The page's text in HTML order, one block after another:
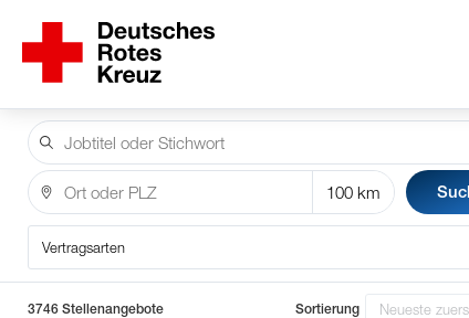
Vertragsarten
3746 Stellenangebote Sortierung